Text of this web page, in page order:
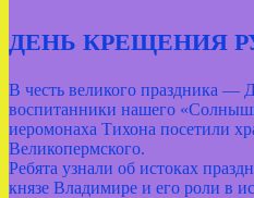
ДЕНЬ КРЕЩЕНИЯ
В честь великого праздника —
воспитанники нашего
иеромонаха Тихона посетили
Великопермского.
Ребята узнали об истоках
князе Владимире и его роли в